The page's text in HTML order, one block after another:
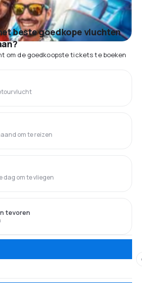
beste goedkope vluchten
om de goedkoopste tickets te boeken
om te reizen
dag om te vliegen
tevoren